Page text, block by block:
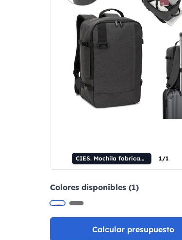
CIES. Mochila fabricada en poliéster reciclado de alta densidad 600D. Diseñada para cumplir con los requisitos de tamaño de las aerolíneas. 1/1
Colores disponibles (1)
Calcular presupuesto